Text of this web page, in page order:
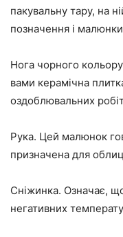
пакувальну тару, на
позначення і
Нога чорного
вами керамічна
оздоблювальних
Рука. Цей малюнок
призначена для
Сніжинка. Означає,
негативних